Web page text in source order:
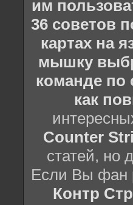
им
36 советов
картах на
мышку
команде по
как
Counter
статей, но
Если Вы фан
Контр